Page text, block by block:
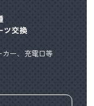
ツ交換
カー、充電口等